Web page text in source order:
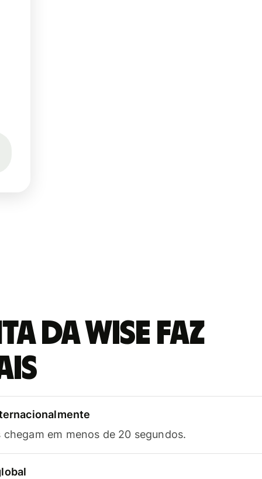
da Wise faz
em menos de 20 segundos.